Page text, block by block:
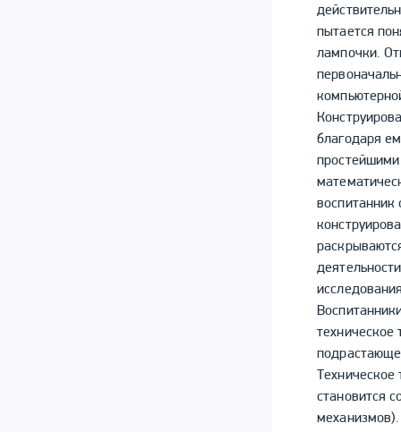
пытается
лампочки.
благодаря
техническое
становится